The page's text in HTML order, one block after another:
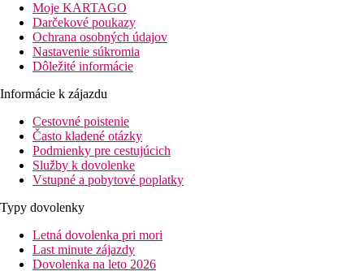
Moje KARTAGO
Darčekové poukazy
Ochrana osobných údajov
Nastavenie súkromia
Dôležité informácie
Informácie k zájazdu
Cestovné poistenie
Často kladené otázky
Podmienky pre cestujúcich
Služby k dovolenke
Vstupné a pobytové poplatky
Typy dovolenky
Letná dovolenka pri mori
Last minute zájazdy
Dovolenka na leto 2026